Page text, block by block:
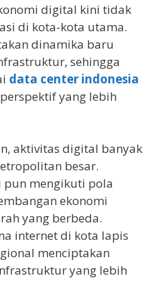
digital kini tidak
di kota-kota utama.
dinamika baru
sehingga
data center indonesia
yang lebih
aktivitas digital banyak
besar.
mengikuti pola
ekonomi
yang berbeda.
internet di kota lapis
menciptakan
yang lebih